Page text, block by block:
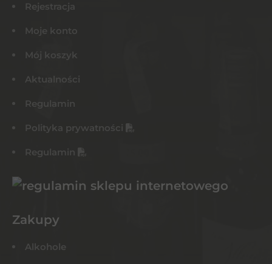
Rejestracja
Moje konto
Mój koszyk
Aktualności
Regulamin
Polityka prywatności
Regulamin
Zakupy
Alkohole